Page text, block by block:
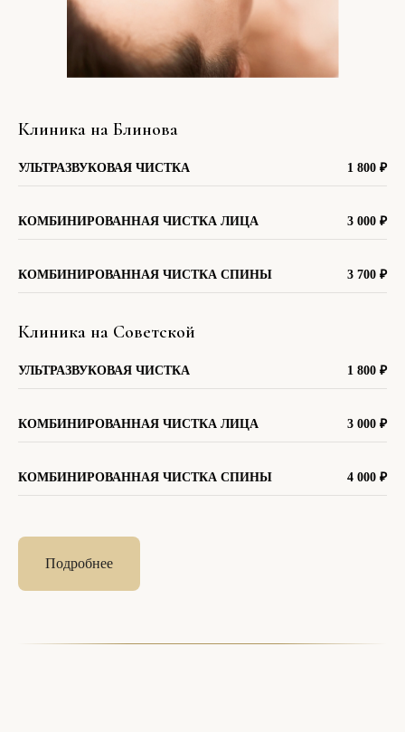
Клиника на Блинова
УЛЬТРАЗВУКОВАЯ ЧИСТКА 1 800 ₽
КОМБИНИРОВАННАЯ ЧИСТКА ЛИЦА 3 000 ₽
КОМБИНИРОВАННАЯ ЧИСТКА СПИНЫ 3 700 ₽
Клиника на Советской
УЛЬТРАЗВУКОВАЯ ЧИСТКА 1 800 ₽
КОМБИНИРОВАННАЯ ЧИСТКА ЛИЦА 3 000 ₽
КОМБИНИРОВАННАЯ ЧИСТКА СПИНЫ 4 000 ₽
Подробнее